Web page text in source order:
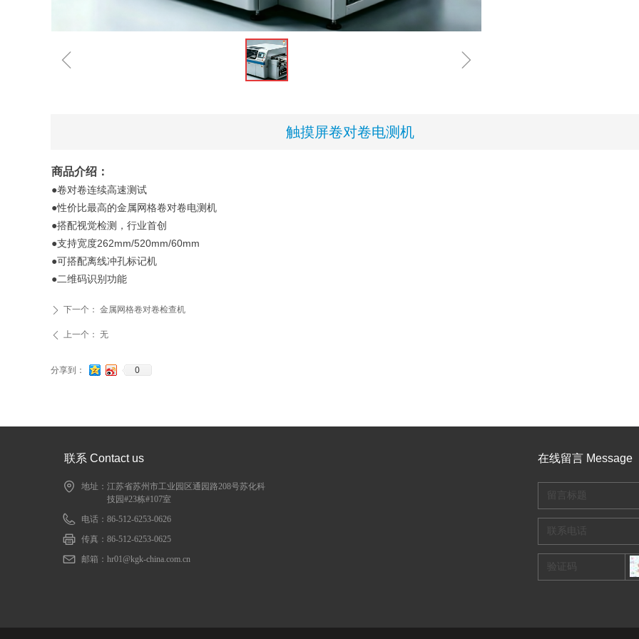
ꁆ ꁇ
触摸屏卷对卷电测机
ꄴ 上一个： 无
ꄲ 下一个： 金属网格卷对卷检查机
商品介绍 ：
●卷对卷连续高速测试
●性价比最高的金属网格卷对卷电测机
●搭配视觉检测，行业首创
●支持宽度262mm/520mm/60mm
●可搭配离线冲孔标记机
●二维码识别功能
分享到： 0
联系 Contact us
地址： 江苏省苏州市工业园区通园路208号苏化科
技园#23栋#107室
电话： 86-512-6253-0626
传真： 86-512-6253-0625
邮箱： hr01@kgk-china.com.cn
在线留言 Message